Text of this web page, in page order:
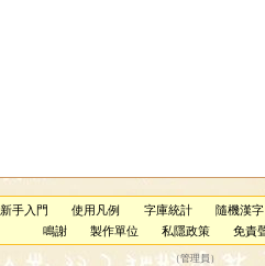
新手入門 使用凡例 字庫統計 隨機漢字
鳴謝
製作單位 私隱政策 免責
（管理員 ）